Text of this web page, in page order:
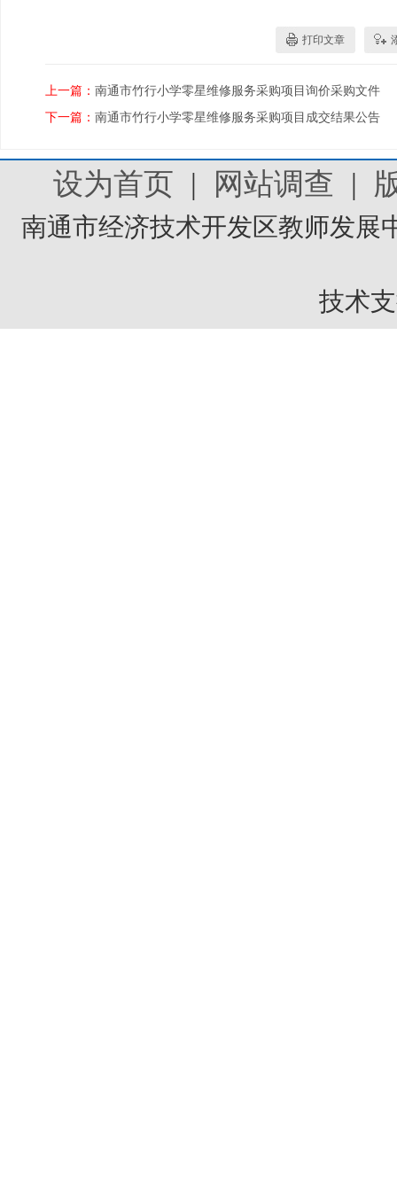
打印文章
上一篇： 南通市竹行小学零星维修服务采购项目询价采购文件
下一篇： 南通市竹行小学零星维修服务采购项目成交结果公告
设为首页 | 网站调查 |
南通市经济技术开发区教师发展
技术